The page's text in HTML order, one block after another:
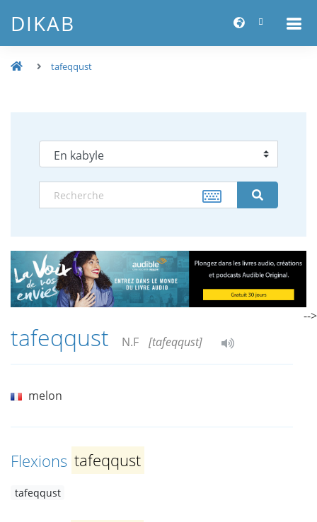
DIKAB
tafeqqust
tafeqqust N.F [tafeqqust]
melon
Flexions tafeqqust
tafeqqust
-->